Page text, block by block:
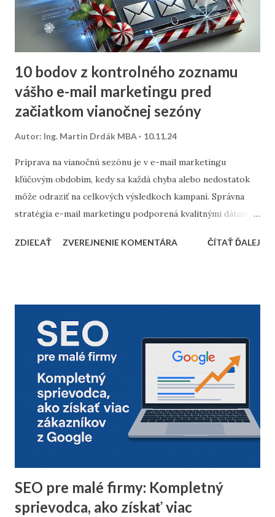
10 bodov z kontrolného zoznamu
vášho e-mail marketingu pred
začiatkom vianočnej sezóny
Autor: Ing. Martin Drdák MBA 10.11.24
Príprava na vianočnú sezónu je v e-mail marketingu
kľúčovým obdobím, kedy sa každá chyba alebo nedostatok
môže odraziť na celkových výsledkoch kampaní. Správna
stratégia e-mail marketingu podporená kvalitnými dátami a
priniesť nárast predajov aj vysokú spokojnosť zákazníkov.
Odfiltrovanie neaktívnych používateľov, starých alebo
neoverených e-mailov vám pomôže zvýšiť mieru
doručiteľnosti a znížiť riziko, že vaše e-maily skončia v
spam priečinku. Zamerajte sa najmä na tých príjemcov, ktorí
dlhodobo neotvárali e-maily – zvážte, či má zmysel ich
osloviť špeciálnou reaktivačnou kampaňou, alebo ich radšej
úplne odstrániť z databázy. 2. Segmentácia kontaktov podľa
minuloročnej v...
ZDIEĽAŤ ZVEREJNENIE KOMENTÁRA ČÍTAŤ ĎALEJ
SEO pre malé firmy: Kompletný
sprievodca, ako získať viac